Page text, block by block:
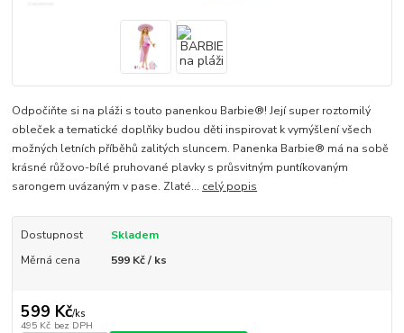
Odpočiňte si na pláži s touto panenkou Barbie®! Její super roztomilý
obleček a tematické doplňky budou děti inspirovat k vymýšlení všech
možných letních příběhů zalitých sluncem. Panenka Barbie® má na sobě
krásné růžovo-bílé pruhované plavky s průsvitným puntíkovaným
sarongem uvázaným v pase. Zlaté... celý popis
Dostupnost
Skladem
Měrná cena
599 Kč / ks
599 Kč/ks
495 Kč bez DPH